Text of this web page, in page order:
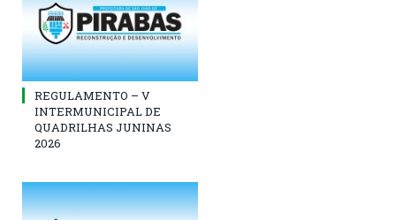
REGULAMENTO – V
INTERMUNICIPAL DE
QUADRILHAS JUNINAS
2026